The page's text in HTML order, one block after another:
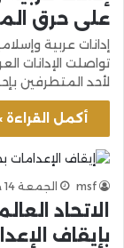
على حرق
إدانات عربية
تواصلت الإدانات
لأحد المتطرفين
أكمل القراءة
msf الجمعة 14 جمادى الآخرة 1436هـ 3-4-2015م
الاتحاد
بإيقاف